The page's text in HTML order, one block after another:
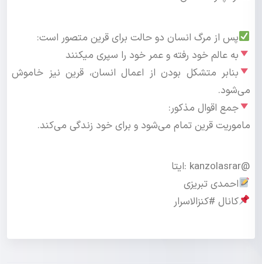
پس از مرگ انسان دو حالت برای قرین متصور است:
به عالم خود رفته و عمر خود را سپری میکنند
بنابر متشکل بودن از اعمال انسان، قرین نیز خاموش
می‌شود.
جمع اقوال مذکور:
ماموریت قرین تمام می‌شود و برای خود زندگی می‌کند.
@kanzolasrar :ایتا
احمدی تبریزی
کانال #کنزالاسرار